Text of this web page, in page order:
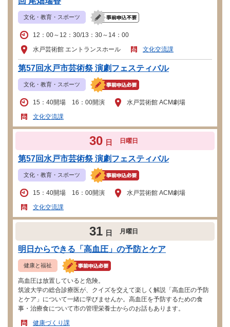
文化・教育・スポーツ
12：00～12：30/13：30～14：00
水戸芸術館 エントランスホール
文化交流課
第57回水戸市芸術祭 演劇フェスティバル
文化・教育・スポーツ
15：40開場 16：00開演
水戸芸術館 ACM劇場
文化交流課
30 日 日曜日
第57回水戸市芸術祭 演劇フェスティバル
文化・教育・スポーツ
15：40開場 16：00開演
水戸芸術館 ACM劇場
文化交流課
31 日 月曜日
明日からできる「高血圧」の予防とケア
健康と福祉
高血圧は放置していると危険。
筑波大学の総合診療医が、クイズを交えて楽しく解説「高血圧の予防
とケア」について一緒に学びませんか。高血圧を予防するための食
事・治療食について市の管理栄養士からのお話もあります。
健康づくり課